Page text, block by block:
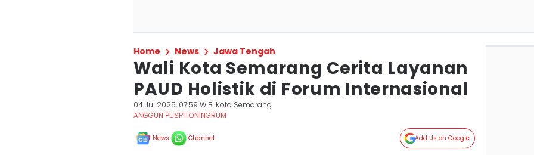
Home News Jawa Tengah
Wali Kota Semarang Cerita Layanan
PAUD Holistik di Forum Internasional
04 Jul 2025, 07:59 WIB Kota Semarang
ANGGUN PUSPITONINGRUM
News Channel Add Us on Google